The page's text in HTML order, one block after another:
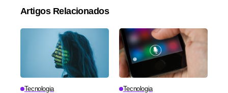
Artigos Relacionados
Tecnologia Tecnologia